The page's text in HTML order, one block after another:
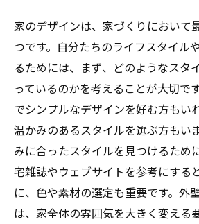
家のデザインは、家づくりにおいて
つです。自分たちのライフスタイル
るためには、まず、どのようなスタ
っているのかを考えることが大切で
でシンプルなデザインを好む方もい
温かみのあるスタイルを選ぶ方もい
みに合ったスタイルを見つけるため
宅雑誌やウェブサイトを参考にする
に、色や素材の選定も重要です。外
は、家全体の雰囲気を大きく変える